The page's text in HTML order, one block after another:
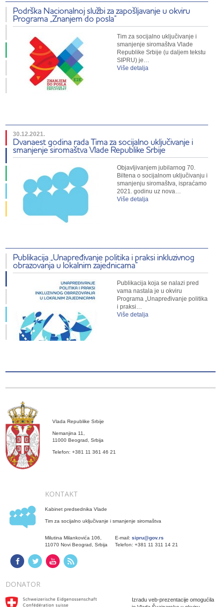
Podrška Nacionalnoj službi za zapošljavanje u okviru
Programa „Znanjem do posla“
Tim za socijalno uključivanje i
smanjenje siromaštva Vlade
Republike Srbije (u daljem tekstu
SIPRU) je…
Više detalja
30.12.2021.
Dvanaest godina rada Tima za socijalno uključivanje i
smanjenje siromaštva Vlade Republike Srbije
Objavljivanjem jubilarnog 70.
Biltena o socijalnom uključivanju i
smanjenju siromaštva, ispraćamo
2021. godinu uz nova…
Više detalja
Publikacija „Unapređivanje politika i praksi inkluzivnog
obrazovanja u lokalnim zajednicama”
Publikacija koja se nalazi pred
vama nastala je u okviru
Programa „Unapređivanje politika
i praksi…
Više detalja
Vlada Republike Srbije
Nemanjina 11,
11000 Beograd, Srbija
Telefon: +381 11 361 46 21
KONTAKT
Kabinet predsednika Vlade
Tim za socijalno uključivanje i smanjenje siromaštva
Milutina Milankovića 106,
11070 Novi Beograd, Srbija
E-mail:sipru@gov.rs
Telefon: +381 11 311 14 21
DONATOR
Izradu veb-prezentacije omogućila